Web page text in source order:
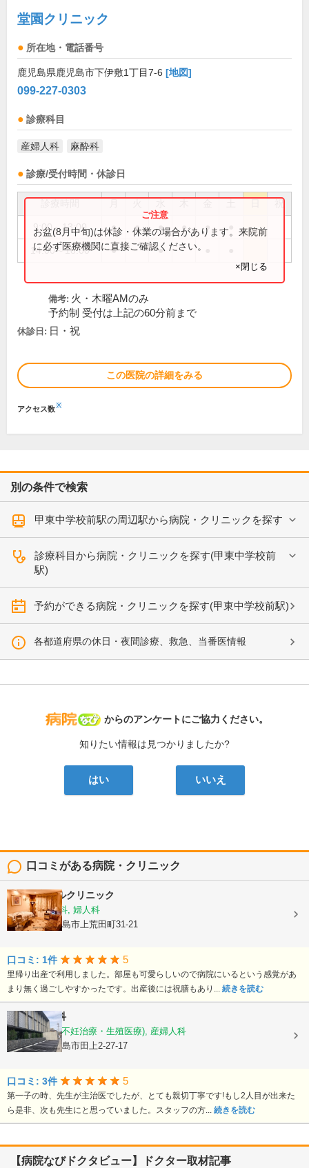
堂園クリニック
所在地・電話番号
鹿児島県鹿児島市下伊敷1丁目7-6 [地図]
099-227-0303
診療科目
産婦人科 麻酔科
診療/受付時間・休診日
祝
9:00～13:00 ● ● ● ● ●
14:00～18:00 ● ●
お盆(8月中旬)は休診・休業の場合があります。来院前
に必ず医療機関に直接ご確認ください。
×閉じる
備考: 火・木曜AMのみ
予約制 受付は上記の60分前まで
休診日: 日・祝
この医院の詳細をみる
アクセス数※
別の条件で検索
甲東中学校前駅の周辺駅から病院・クリニックを探す
診療科目から病院・クリニックを探す(甲東中学校前
駅)
予約ができる病院・クリニックを探す(甲東中学校前駅)
各都道府県の休日・夜間診療、救急、当番医情報
病院なび
からのアンケートにご協力ください。
知りたい情報は見つかりましたか?
はい いいえ
口コミがある病院・クリニック
平野エンゼルクリニック
産婦人科, 産科, 婦人科
鹿児島県鹿児島市上荒田町31-21
口コミ: 1件 5
里帰り出産で利用しました。部屋も可愛らしいので病院にいるという感覚があ
まり無く過ごしやすかったです。出産後には祝膳もあり... 続きを読む
徳永産婦人科
産科, 婦人科(不妊治療・生殖医療), 産婦人科
鹿児島県鹿児島市田上2-27-17
口コミ: 3件 5
第一子の時、先生が主治医でしたが、とても親切丁寧です!もし2人目が出来た
ら是非、次も先生にと思っていました。スタッフの方... 続きを読む
【病院なびドクタビュー】ドクター取材記事